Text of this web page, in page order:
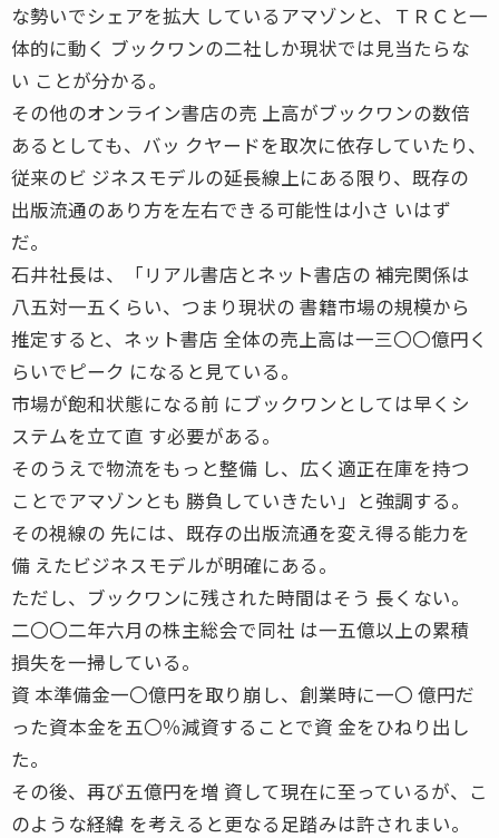
な勢いでシェアを拡大 しているアマゾンと、ＴＲＣと一
体的に動く ブックワンの二社しか現状では見当たらな
い ことが分かる。
その他のオンライン書店の売 上高がブックワンの数倍
あるとしても、バッ クヤードを取次に依存していたり、
従来のビ ジネスモデルの延長線上にある限り、既存の
出版流通のあり方を左右できる可能性は小さ いはず
だ。
石井社長は、「リアル書店とネット書店の 補完関係は
八五対一五くらい、つまり現状の 書籍市場の規模から
推定すると、ネット書店 全体の売上高は一三〇〇億円く
らいでピーク になると見ている。
市場が飽和状態になる前 にブックワンとしては早くシ
ステムを立て直 す必要がある。
そのうえで物流をもっと整備 し、広く適正在庫を持つ
ことでアマゾンとも 勝負していきたい」と強調する。
その視線の 先には、既存の出版流通を変え得る能力を
備 えたビジネスモデルが明確にある。
ただし、ブックワンに残された時間はそう 長くない。
二〇〇二年六月の株主総会で同社 は一五億以上の累積
損失を一掃している。
資 本準備金一〇億円を取り崩し、創業時に一〇 億円だ
った資本金を五〇％減資することで資 金をひねり出し
た。
その後、再び五億円を増 資して現在に至っているが、こ
のような経緯 を考えると更なる足踏みは許されまい。